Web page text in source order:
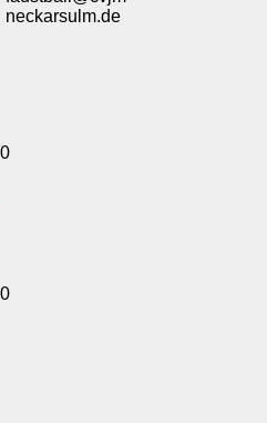
neckarsulm.de